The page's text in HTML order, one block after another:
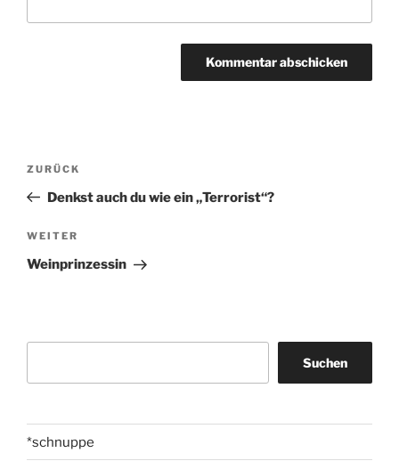
Beitragsnavigation
Vorheriger
Beitrag
ZURÜCK
Denkst auch du wie ein „Terrorist“?
Nächster
Beitrag
WEITER
Weinprinzessin
Suchen
*schnuppe